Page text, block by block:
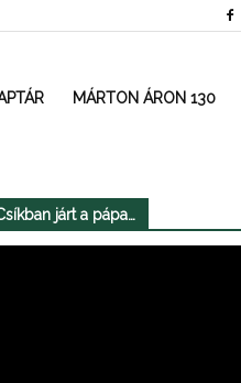
MÁRTON ÁRON 130
járt a pápa…